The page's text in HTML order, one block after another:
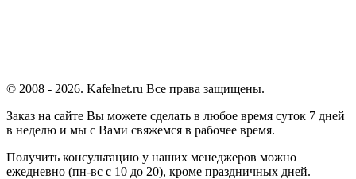
© 2008 - 2026. Kafelnet.ru Все права защищены.
Заказ на сайте Вы можете сделать в любое время суток 7 дней
в неделю и мы с Вами свяжемся в рабочее время.
Получить консультацию у наших менеджеров можно
ежедневно (пн-вс с 10 до 20), кроме праздничных дней.